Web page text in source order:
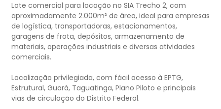
Lote comercial para locação no SIA Trecho 2, com
aproximadamente 2.000m² de área, ideal para empresas
de logística, transportadoras, estacionamentos,
garagens de frota, depósitos, armazenamento de
materiais, operações industriais e diversas atividades
comerciais.
Localização privilegiada, com fácil acesso à EPTG,
Estrutural, Guará, Taguatinga, Plano Piloto e principais
vias de circulação do Distrito Federal.